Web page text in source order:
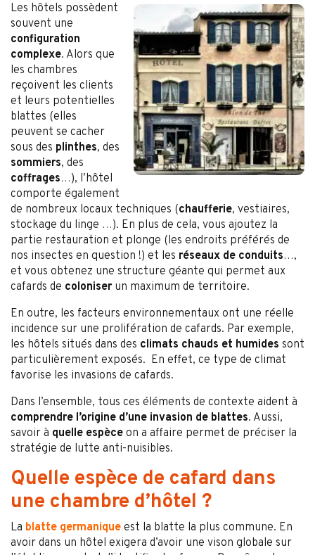
Les hôtels possèdent
souvent une
configuration
complexe. Alors que
les chambres
reçoivent les clients
et leurs potentielles
blattes (elles
peuvent se cacher
sous des plinthes, des
sommiers, des
coffrages…), l’hôtel
comporte également
de nombreux locaux techniques (chaufferie, vestiaires,
stockage du linge …). En plus de cela, vous ajoutez la
partie restauration et plonge (les endroits préférés de
nos insectes en question !) et les réseaux de conduits…,
et vous obtenez une structure géante qui permet aux
cafards de coloniser un maximum de territoire.
En outre, les facteurs environnementaux ont une réelle
incidence sur une prolifération de cafards. Par exemple,
les hôtels situés dans des climats chauds et humides sont
particulièrement exposés. En effet, ce type de climat
favorise les invasions de cafards.
Dans l’ensemble, tous ces éléments de contexte aident à
comprendre l’origine d’une invasion de blattes. Aussi,
savoir à quelle espèce on a affaire permet de préciser la
stratégie de lutte anti-nuisibles.
Quelle espèce de cafard dans
une chambre d’hôtel ?
La blatte germanique est la blatte la plus commune. En
avoir dans un hôtel exigera d’avoir une vison globale sur